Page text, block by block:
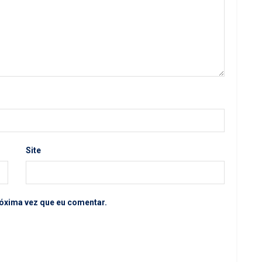
Site
vez que eu comentar.